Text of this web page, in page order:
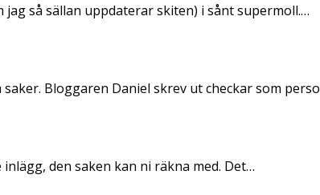
så sällan uppdaterar skiten) i sånt supermoll.…
Bloggaren Daniel skrev ut checkar som
den saken kan ni räkna med. Det…